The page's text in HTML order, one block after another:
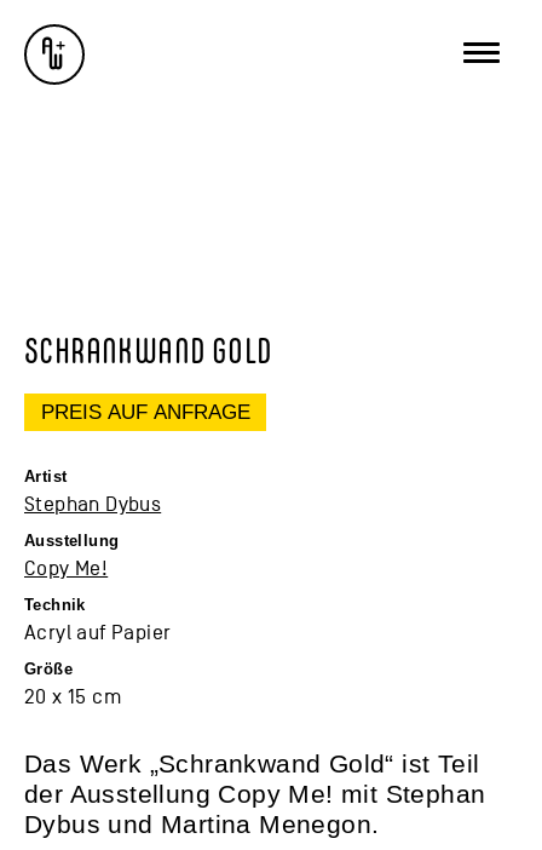
SCHRANKWAND GOLD
PREIS AUF ANFRAGE
Artist
Stephan Dybus
Ausstellung
Copy Me!
Technik
Acryl auf Papier
Größe
20 x 15 cm
Das Werk „Schrankwand Gold“ ist Teil
der Ausstellung Copy Me! mit Stephan
Dybus und Martina Menegon.